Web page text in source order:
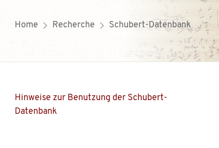
Home Recherche Schubert-Datenbank
Hinweise zur Benutzung der Schubert-
Datenbank